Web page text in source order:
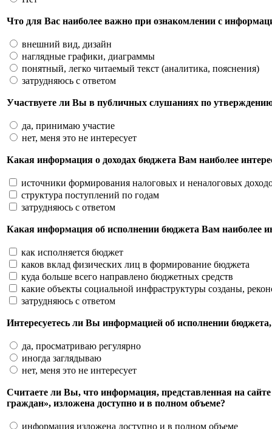
Что для Вас наиболее важно при ознакомлении с
внешний вид, дизайн
наглядные графики, диаграммы
понятный, легко читаемый текст (аналитика, пояснения)
затрудняюсь с ответом
Участвуете ли Вы в публичных слушаниях по
да, принимаю участие
нет, меня это не интересует
Какая информация о доходах бюджета Вам наиболее
источники формирования налоговых и неналоговых
структура поступлений по годам
затрудняюсь с ответом
Какая информация об исполнении бюджета Вам наиболее
как исполняется бюджет
каков вклад физических лиц в формирование бюджета
куда больше всего направлено бюджетных средств
какие объекты социальной инфраструктуры созданы,
затрудняюсь с ответом
Интересуетесь ли Вы информацией об исполнении
да, просматриваю регулярно
иногда заглядываю
нет, меня это не интересует
Считаете ли Вы, что информация, представленная на
граждан», изложена доступно и в полном объеме?
информация изложена доступно и в полном объеме